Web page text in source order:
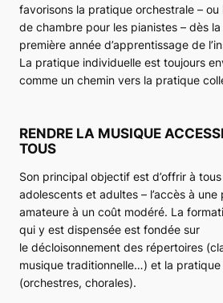
favorisons la pratique orchestrale – ou
de chambre pour les pianistes – dès
première année d’apprentissage de
La pratique individuelle est toujours
comme un chemin vers la pratique
RENDRE LA MUSIQUE
TOUS
Son principal objectif est d’offrir à
adolescents et adultes – l’accès à une
amateure à un coût modéré. La
qui y est dispensée est fondée sur
le décloisonnement des répertoires
musique traditionnelle…) et la pratique
(orchestres, chorales).